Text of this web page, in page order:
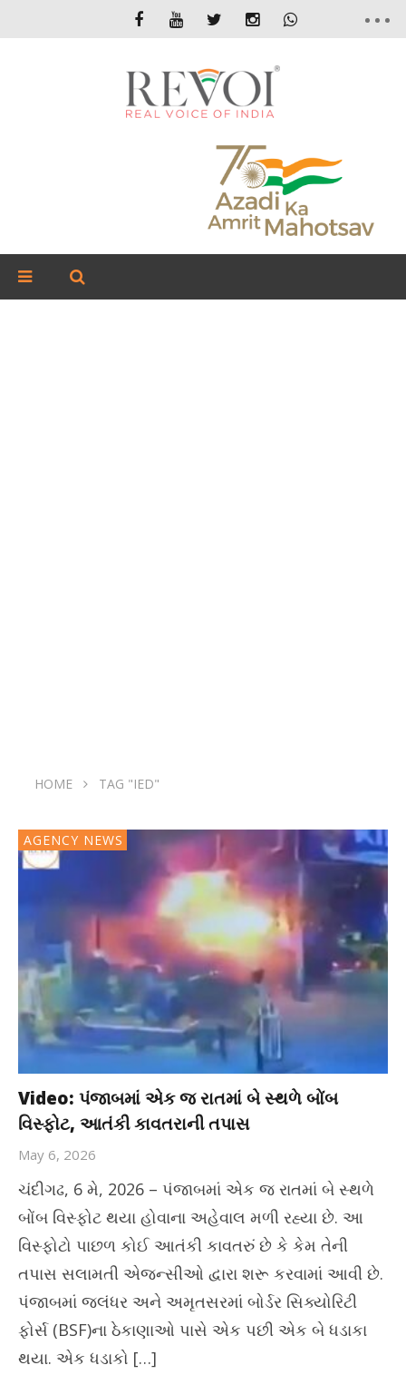
HOME TAG "IED"
AGENCY NEWS
Video: પંજાબમાં એક જ રાતમાં બે સ્થળે બોંબ
વિસ્ફોટ, આતંકી કાવતરાની તપાસ
May 6, 2026
ચંદીગઢ, 6 મે, 2026 – પંજાબમાં એક જ રાતમાં બે સ્થળે
બોંબ વિસ્ફોટ થયા હોવાના અહેવાલ મળી રહ્યા છે. આ
વિસ્ફોટો પાછળ કોઈ આતંકી કાવતરું છે કે કેમ તેની
તપાસ સલામતી એજન્સીઓ દ્વારા શરૂ કરવામાં આવી છે.
પંજાબમાં જલંધર અને અમૃતસરમાં બોર્ડર સિક્યોરિટી
ફોર્સ (BSF)ના ઠેકાણાઓ પાસે એક પછી એક બે ધડાકા
થયા. એક ધડાકો […]